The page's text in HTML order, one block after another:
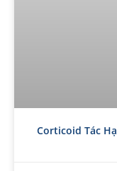
Corticoid Tác